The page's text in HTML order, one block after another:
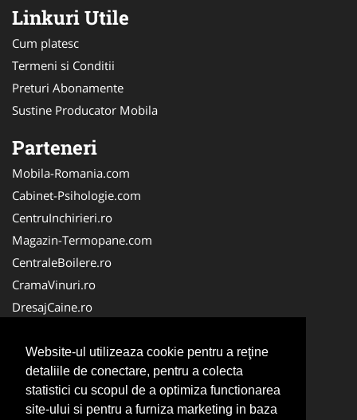
Website-ul utilizeaza cookie pentru a reţine
detaliile de conectare, pentru a colecta
statistici cu scopul de a optimiza functionarea
site-ului si pentru a furniza marketing in baza
Linkuri Utile
Cum platesc
Termeni si Conditii
Preturi Abonamente
Sustine Producator Mobila
Parteneri
Mobila-Romania.com
Cabinet-Psihologie.com
CentruInchirieri.ro
Magazin-Termopane.com
CentraleBoilere.ro
CramaVinuri.ro
DresajCaine.ro
Alpinist-Utilitar.com
Birouri-Cadastru.ro
FirmaTractariAuto.ro